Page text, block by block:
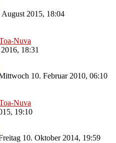
August 2015, 18:04
Nuva
18:31
10. Februar 2010, 06:10
Nuva
19:10
10. Oktober 2014, 19:59